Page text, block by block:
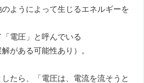
ようによって生じるエネルギーを
電圧」と呼んでいる
がある可能性あり）。
たら、「電圧は、電流を流そうと